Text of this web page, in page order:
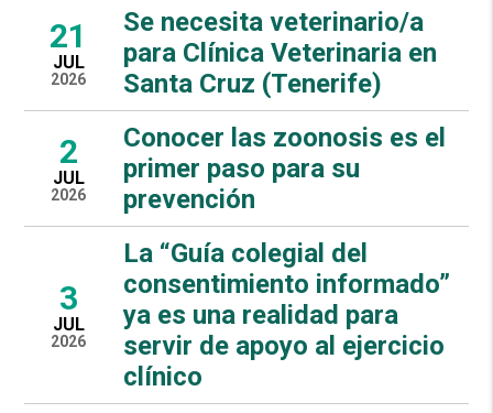
21
JUL
2026
Se necesita veterinario/a
para Clínica Veterinaria en
Santa Cruz (Tenerife)
2
JUL
2026
Conocer las zoonosis es el
primer paso para su
prevención
3
JUL
2026
La “Guía colegial del
consentimiento informado”
ya es una realidad para
servir de apoyo al ejercicio
clínico